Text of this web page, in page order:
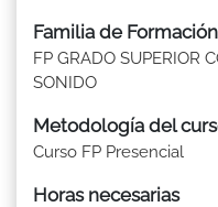
Familia de
FP GRADO SUPERIOR
SONIDO
Metodología del
Curso FP Presencial
Horas necesarias